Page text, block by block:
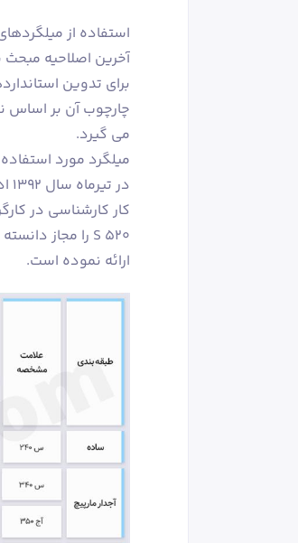
آخرین اصلاحیه
برای تدوین
چارچوب آن بر اساس
می گیرد.
میلگرد مورد
ارائه نموده است.